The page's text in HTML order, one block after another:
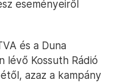
eseményeiről
és a Duna
lévő Kossuth Rádió
azaz a kampány